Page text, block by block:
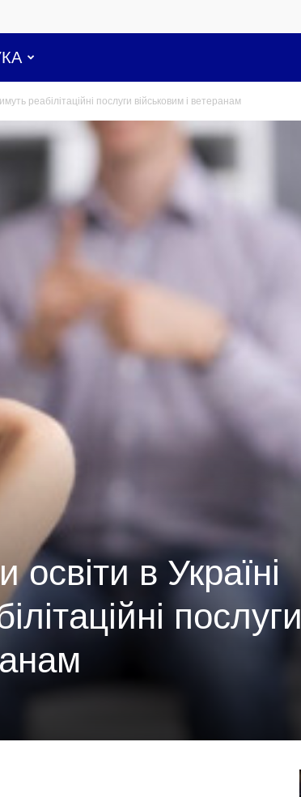
реабілітаційні послуги військовим і ветеранам
освіти в Україні
послуги